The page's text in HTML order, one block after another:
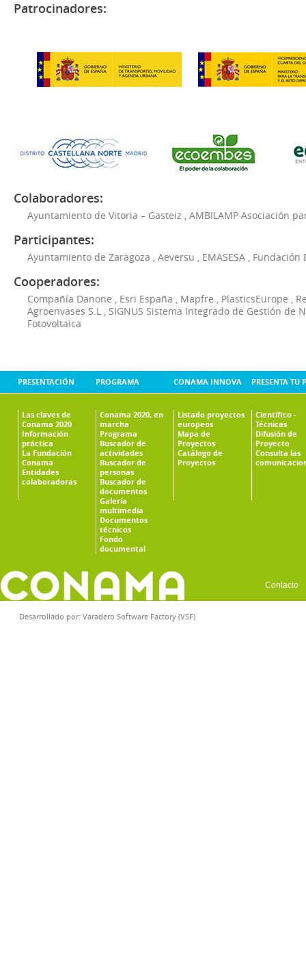
Patrocinadores:
Colaboradores:
Ayuntamiento de Vitoria – Gasteiz AMBILAMP Asociación
Participantes:
Ayuntamiento de Zaragoza Aeversu EMASESA Fundación
Cooperadores:
Compañía Danone Esri España Mapfre PlasticsEurope
Agroenvases S.L
SIGNUS Sistema Integrado de Gestión de
Fotovoltaica
PRESENTACIÓN
Las claves de
Conama 2020
Información
práctica
La Fundación
Conama
Entidades
colaboradoras
PROGRAMA
Conama 2020, en
marcha
Programa
Buscador de
actividades
Buscador de
personas
Buscador de
documentos
Galería
multimedia
Documentos
técnicos
Fondo
documental
CONAMA INNOVA
Listado proyectos
europeos
Mapa de
Proyectos
Catálogo de
Proyectos
PRESENTA TU
Científico -
Técnicas
Difusión de
Proyecto
Consulta las
Contacto
Desarrollado por: Varadero Software Factory (VSF)